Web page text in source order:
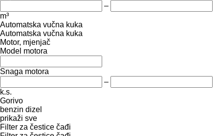
–
m³
Automatska vučna kuka
Automatska vučna kuka
Motor, mjenjač
Model motora
Snaga motora
–
k.s.
Gorivo
benzin dizel
prikaži sve
Filter za čestice čađi